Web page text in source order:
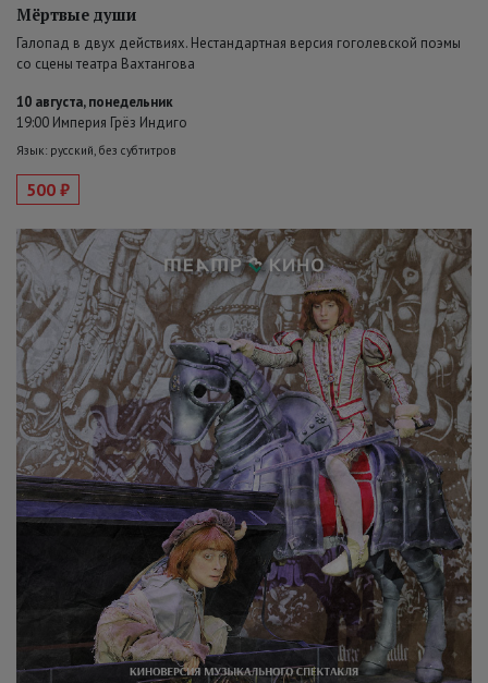
Мёртвые души
Галопад в двух действиях. Нестандартная версия гоголевской поэмы
со сцены театра Вахтангова
10 августа, понедельник
19:00 Империя Грёз Индиго
Язык: русский, без субтитров
500 ₽